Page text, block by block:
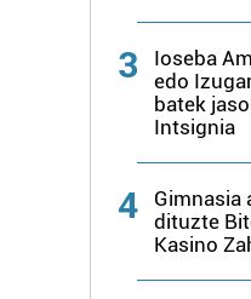
3
Ioseba
edo
batek
Intsignia
4
Gimnasia
dituzte
Kasino